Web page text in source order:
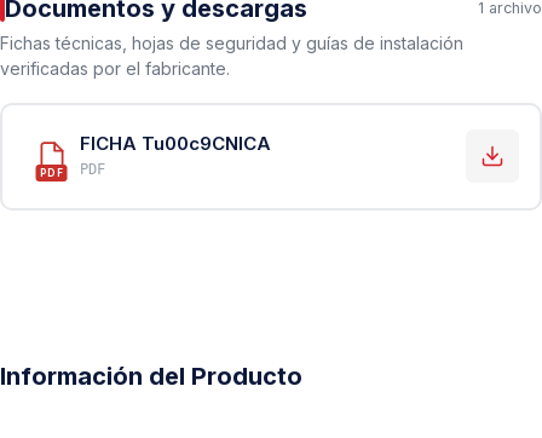
Documentos y descargas 1 archivo
Fichas técnicas, hojas de seguridad y guías de instalación
verificadas por el fabricante.
PDF
FICHA Tu00c9CNICA
PDF
Información del Producto